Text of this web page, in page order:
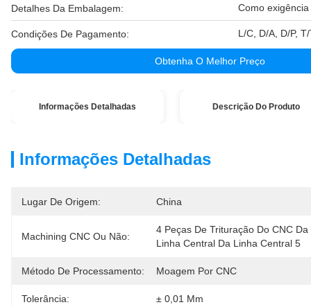
Detalhes Da Embalagem: Como
Condições De Pagamento: L/C, D/A, D/P,
Obtenha O Melhor Preço
Informações Detalhadas Descrição Do Produto
Informações Detalhadas
Lugar De Origem: China
Machining CNC Ou Não:
4 Peças De Trituração Do CNC Da
Linha Central Da Linha Central 5
Método De Processamento: Moagem Por CNC
Tolerância: ± 0,01 Mm